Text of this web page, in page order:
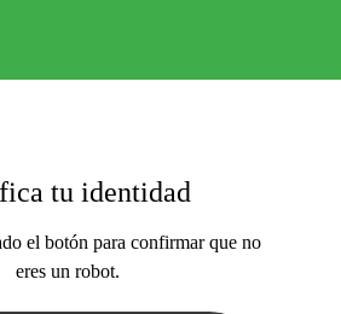
tu identidad
el botón para confirmar que no
eres un robot.